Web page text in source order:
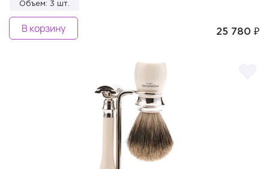
Объем: 3 шт.
25 780 ₽
В корзину